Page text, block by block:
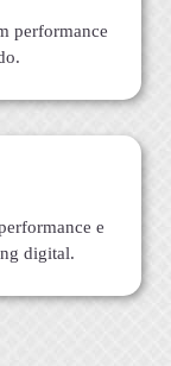
performance
e
digital.